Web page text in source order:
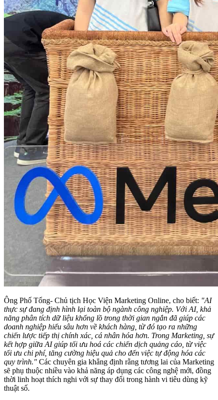
Ông Phố Tổng- Chủ tịch Học Viện Marketing Online, cho biết: "AI
thực sự đang định hình lại toàn bộ ngành công nghiệp. Với AI, khả
năng phân tích dữ liệu khổng lồ trong thời gian ngắn đã giúp các
doanh nghiệp hiểu sâu hơn về khách hàng, từ đó tạo ra những
chiến lược tiếp thị chính xác, cá nhân hóa hơn. Trong Marketing, sự
kết hợp giữa AI giúp tối ưu hoá các chiến dịch quảng cáo, từ việc
tối ưu chi phí, tăng cường hiệu quả cho đến việc tự động hóa các
quy trình." Các chuyên gia khẳng định rằng tương lai của Marketing
sẽ phụ thuộc nhiều vào khả năng áp dụng các công nghệ mới, đồng
thời linh hoạt thích nghi với sự thay đổi trong hành vi tiêu dùng kỹ
thuật số.